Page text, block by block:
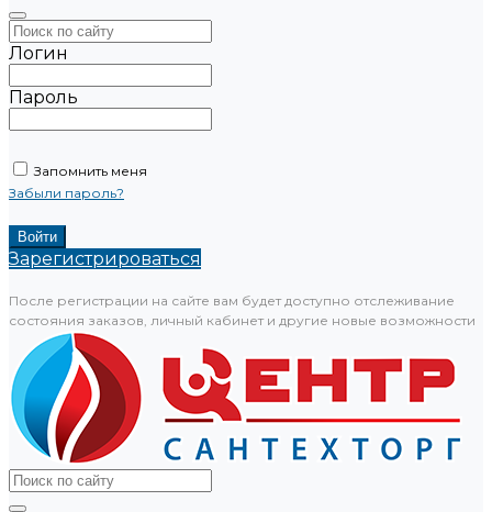
Логин
Пароль
Запомнить меня
Забыли пароль?
Зарегистрироваться
После регистрации на сайте вам будет доступно отслеживание
состояния заказов, личный кабинет и другие новые возможности